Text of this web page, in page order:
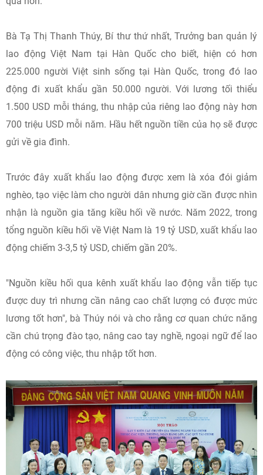
Bà Tạ Thị Thanh Thúy, Bí thư thứ nhất, Trưởng ban quản lý
lao động Việt Nam tại Hàn Quốc cho biết, hiện có hơn
225.000 người Việt sinh sống tại Hàn Quốc, trong đó lao
động đi xuất khẩu gần 50.000 người. Với lương tối thiểu
1.500 USD mỗi tháng, thu nhập của riêng lao động này hơn
700 triệu USD mỗi năm. Hầu hết nguồn tiền của họ sẽ được
gửi về gia đình.
Trước đây xuất khẩu lao động được xem là xóa đói giảm
nghèo, tạo việc làm cho người dân nhưng giờ cần được nhìn
nhận là nguồn gia tăng kiều hối về nước. Năm 2022, trong
tổng nguồn kiều hối về Việt Nam là 19 tỷ USD, xuất khẩu lao
động chiếm 3-3,5 tỷ USD, chiếm gần 20%.
"Nguồn kiều hối qua kênh xuất khẩu lao động vẫn tiếp tục
được duy trì nhưng cần nâng cao chất lượng có được mức
lương tốt hơn", bà Thúy nói và cho rằng cơ quan chức năng
cần chú trọng đào tạo, nâng cao tay nghề, ngoại ngữ để lao
động có công việc, thu nhập tốt hơn.